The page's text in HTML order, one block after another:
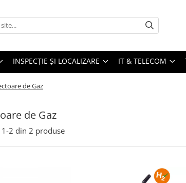
INSPECȚIE ȘI LOCALIZARE IT & TELECOM
de Gaz
de Gaz
1-2 din 2 produse